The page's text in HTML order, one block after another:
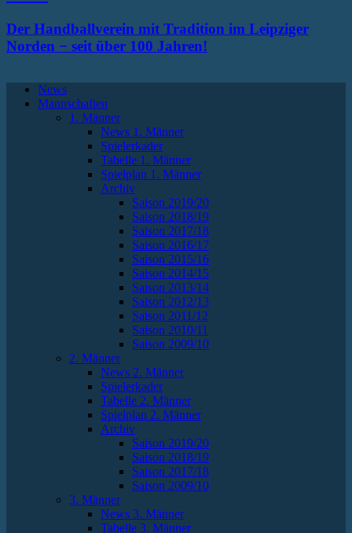
Der Handballverein mit Tradition im Leipziger
Norden − seit über 100 Jahren!
News
Mannschaften
1. Männer
News 1. Männer
Spielerkader
Tabelle 1. Männer
Spielplan 1. Männer
Archiv
Saison 2019/20
Saison 2018/19
Saison 2017/18
Saison 2016/17
Saison 2015/16
Saison 2014/15
Saison 2013/14
Saison 2012/13
Saison 2011/12
Saison 2010/11
Saison 2009/10
2. Männer
News 2. Männer
Spielerkader
Tabelle 2. Männer
Spielplan 2. Männer
Archiv
Saison 2019/20
Saison 2018/19
Saison 2017/18
Saison 2009/10
3. Männer
News 3. Männer
Tabelle 3. Männer